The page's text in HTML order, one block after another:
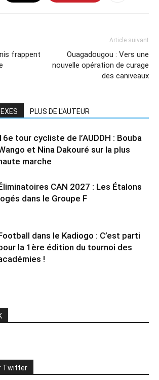
frappent
Article suivant
Ouagadougou : Vers une
nouvelle opération de curage
des caniveaux
PLUS DE L'AUTEUR
tour cycliste de l’AUDDH : Bouba
et Nina Dakouré sur la plus
marche
CAN 2027 : Les Étalons
dans le Groupe F
dans le Kadiogo : C’est parti
la 1ère édition du tournoi des
!
Twitter